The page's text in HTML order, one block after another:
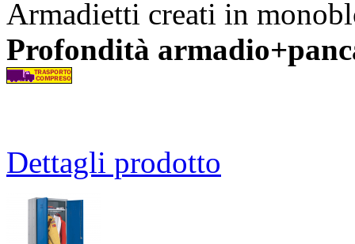
Armadietti creati in
Profondità
Dettagli prodotto